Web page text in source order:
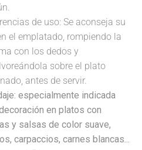
de uso: Se aconseja su
el emplatado, rompiendo la
con los dedos y
sobre el plato
antes de servir.
especialmente indicada
en platos con
y salsas de color suave,
carpaccios, carnes blancas...